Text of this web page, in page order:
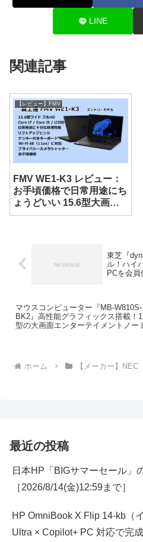
LINE
関連記事
【レビュー】FMV
FMV WE1-K3 レビュー：
お手頃価格で日常用途にち
ょうどいい 15.6型大画面
ノート
東芝『
ル！ハイ
PCを会員
マウスコンピューター『MB-W810S-
BK2』高性能グラフィックス搭載！
型の大画面エンターテイメントノー
ホーム 【メーカー】NEC
最近の投稿
日本HP「BIGサマーセール」
［2026/8/14(金)12:59まで］
HP OmniBook X Flip 14-kb（
Ultra × Copilot+ PC 対応で完